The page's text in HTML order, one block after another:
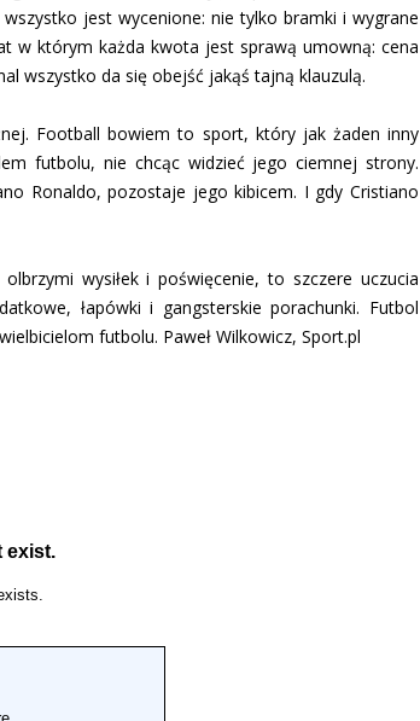
jest wycenione: nie tylko bramki i wygrane
w którym każda kwota jest sprawą umowną: cena
wszystko da się obejść jakąś tajną klauzulą.
Football bowiem to sport, który jak żaden inny
futbolu, nie chcąc widzieć jego ciemnej strony.
Ronaldo, pozostaje jego kibicem. I gdy Cristiano
wysiłek i poświęcenie, to szczere uczucia
łapówki i gangsterskie porachunki. Futbol
futbolu. Paweł Wilkowicz, Sport.pl